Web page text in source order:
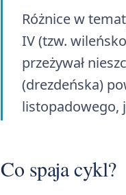
Różnice w
IV (tzw.
przeżywał
(drezdeńska)
listopadowego,
Co spaja cykl?